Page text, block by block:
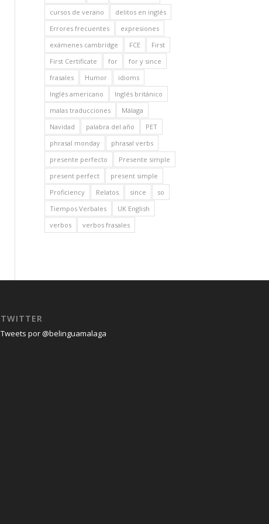
cursos de verano
delitos en inglés
Errores frecuentes
expresiones
exámenes cambridge
FCE
First
First Certificate
for
for y since
frasales
Humor
idioms
Inglés americano
Inglés británico
malas traducciones
Málaga
Navidad
palabra del año
PET
phrasal monday
phrasal verbs
presente perfecto
Presente simple
present perfect
present simple
Proficiency
Relatos since
so
Tiempos Verbales
UK English
verbos
verbos frasales
TWITTER
Tweets por @belinguamalaga